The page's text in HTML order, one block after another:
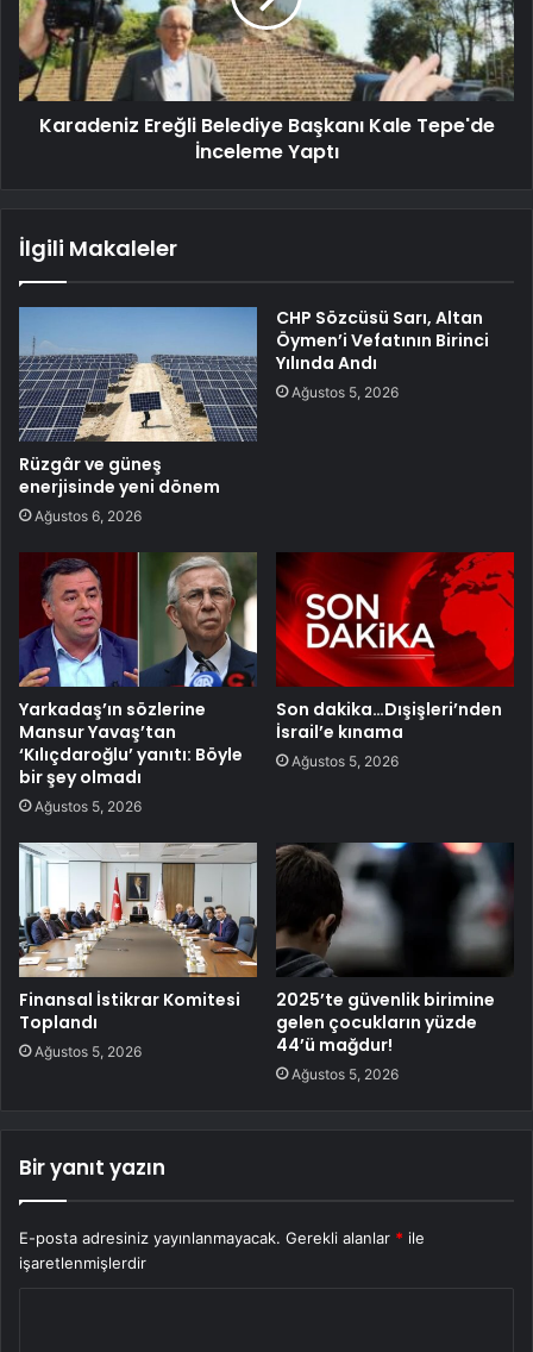
Karadeniz Ereğli Belediye Başkanı Kale Tepe'de
İnceleme Yaptı
İlgili Makaleler
Rüzgâr ve güneş
enerjisinde yeni dönem
Ağustos 6, 2026
CHP Sözcüsü Sarı, Altan
Öymen’i Vefatının Birinci
Yılında Andı
Ağustos 5, 2026
Yarkadaş’ın sözlerine
Mansur Yavaş’tan
‘Kılıçdaroğlu’ yanıtı: Böyle
bir şey olmadı
Ağustos 5, 2026
Son dakika…Dışişleri’nden
İsrail’e kınama
Ağustos 5, 2026
Finansal İstikrar Komitesi
Toplandı
Ağustos 5, 2026
2025’te güvenlik birimine
gelen çocukların yüzde
44’ü mağdur!
Ağustos 5, 2026
Bir yanıt yazın
E-posta adresiniz yayınlanmayacak. Gerekli alanlar * ile
işaretlenmişlerdir